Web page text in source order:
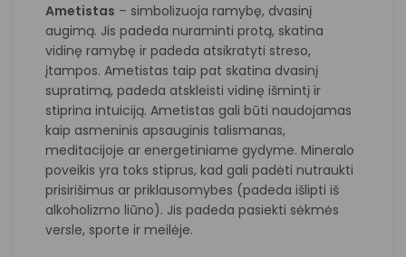
Ametistas – simbolizuoja ramybę, dvasinį
augimą. Jis padeda nuraminti protą, skatina
vidinę ramybę ir padeda atsikratyti streso,
įtampos. Ametistas taip pat skatina dvasinį
supratimą, padeda atskleisti vidinę išmintį ir
stiprina intuiciją. Ametistas gali būti naudojamas
kaip asmeninis apsauginis talismanas,
meditacijoje ar energetiniame gydyme. Mineralo
poveikis yra toks stiprus, kad gali padėti nutraukti
prisirišimus ar priklausomybes (padeda išlipti iš
alkoholizmo liūno). Jis padeda pasiekti sėkmės
versle, sporte ir meilėje.